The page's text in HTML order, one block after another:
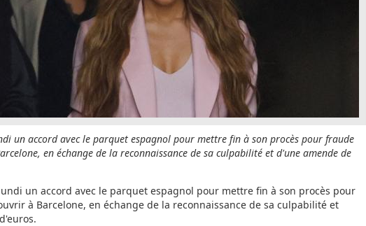
un accord avec le parquet espagnol pour mettre fin à son procès pour fraude
en échange de la reconnaissance de sa culpabilité et d'une amende de
un accord avec le parquet espagnol pour mettre fin à son procès pour
à Barcelone, en échange de la reconnaissance de sa culpabilité et